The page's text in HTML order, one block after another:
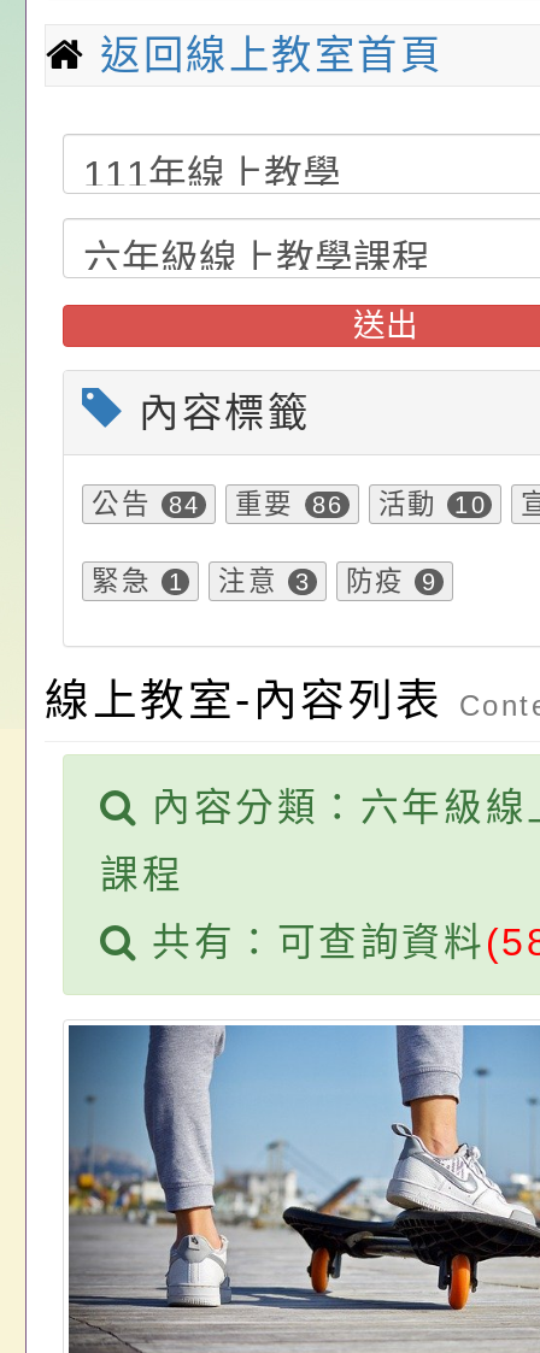
置課程與教學人才庫
畫」一案， 請教師
請，請查照。
減碳存摺2.0」全民
桃園市政府家庭教育
年度祖孫樂淘桃－祖
祝活動」海報電子檔
位協助鼓勵所屬同仁
關（構）、學校、民
名參加，請查照
轉知有關銓敘部建置
員退休所得重審後實
算器」，公立學校退
亦可利用
「2026桃園市孔廟
動—儒門初開 智慧
桃園市政府家庭教育
家8月課程資訊」、
電影營」、「祖孫樂
「愛『原原』不絕-
樂會」、「邁向下一
列講座及成長團體」
轉知內政部函以，有
員會函釋公務員留職
赴陸應申請許可一案
中興國民小學115學
期第1次第7-9招代課
甄選公告
本校「115學年度國
校課程計畫」核定一
轉知教育部國民及學
辦理「115年度教育
前教育署辦理性別平
置課程與教學人才庫
畫」一案， 請教師
請，請查照。
公告:桃園市政府腸
施問答集
轉知:桃園市交通局
減碳存摺2.0」全民
桃園市政府家庭教育
年度祖孫樂淘桃－祖
祝活動」海報電子檔
位協助鼓勵所屬同仁
關（構）、學校、民
名參加，請查照
轉知有關銓敘部建置
員退休所得重審後實
算器」，公立學校退
亦可利用
優質教育
返回線上教室首頁
送出
內容標籤
公告 84 重要 86 活動 10
緊急 1 注意 3 防疫 9
線上教室-內容列表
內容分類：六年級線
課程
共有：可查詢資料